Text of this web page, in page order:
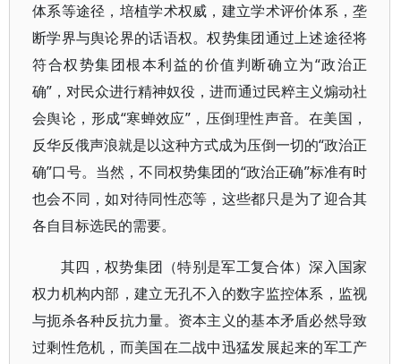
体系等途径，培植学术权威，建立学术评价体系，垄
断学界与舆论界的话语权。权势集团通过上述途径将
符合权势集团根本利益的价值判断确立为“政治正
确”，对民众进行精神奴役，进而通过民粹主义煽动社
会舆论，形成“寒蝉效应”，压倒理性声音。在美国，
反华反俄声浪就是以这种方式成为压倒一切的“政治正
确”口号。当然，不同权势集团的“政治正确”标准有时
也会不同，如对待同性恋等，这些都只是为了迎合其
各自目标选民的需要。
其四，权势集团（特别是军工复合体）深入国家
权力机构内部，建立无孔不入的数字监控体系，监视
与扼杀各种反抗力量。资本主义的基本矛盾必然导致
过剩性危机，而美国在二战中迅猛发展起来的军工产